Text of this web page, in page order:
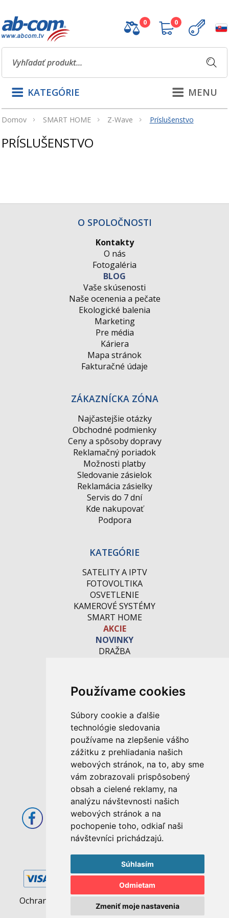
Používame cookies
Súbory cookie a ďalšie
technológie sledovania
používame na zlepšenie vášho
zážitku z prehliadania našich
webových stránok, na to, aby sme
vám zobrazovali prispôsobený
obsah a cielené reklamy, na
analýzu návštevnosti našich
webových stránok a na
pochopenie toho, odkiaľ naši
návštevníci prichádzajú.
Súhlasím
Odmietam
Zmeniť moje nastavenia
0 0
MENU
KATEGÓRIE
Domov SMART HOME Z-Wave Príslušenstvo
PRÍSLUŠENSTVO
O SPOLOČNOSTI
Kontakty
O nás
Fotogaléria
BLOG
Vaše skúsenosti
Naše ocenenia a pečate
Ekologické balenia
Marketing
Pre média
Káriera
Mapa stránok
Fakturačné údaje
ZÁKAZNÍCKA ZÓNA
Najčastejšie otázky
Obchodné podmienky
Ceny a spôsoby dopravy
Reklamačný poriadok
Možnosti platby
Sledovanie zásielok
Reklamácia zásielky
Servis do 7 dní
Kde nakupovať
Podpora
KATEGÓRIE
SATELITY A IPTV
FOTOVOLTIKA
OSVETLENIE
KAMEROVÉ SYSTÉMY
SMART HOME
AKCIE
NOVINKY
DRAŽBA
M. Rázusa 4795/34
955 01 Topoľčany
Slovenská republika
E-mail: info@abcom.sk
Tel: +421 38 53 62 611
Otváracie hodiny:
Po - Pia: 08:00 - 17:00
Ochrana osobných údajov | Pravidlá cookies